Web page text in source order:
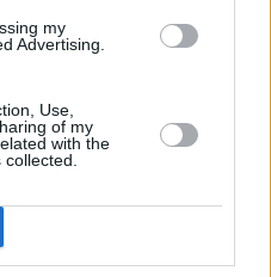
my
Advertising.
Use,
of my
with the